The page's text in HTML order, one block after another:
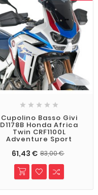
    
Cupolino Basso Givi
D1178B Honda Africa
Twin CRF1100L
Adventure Sport
61,43 € 83,00 €